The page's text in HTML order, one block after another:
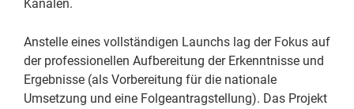
Kanälen.
Anstelle eines vollständigen Launchs lag der Fokus auf
der professionellen Aufbereitung der Erkenntnisse und
Ergebnisse (als Vorbereitung für die nationale
Umsetzung und eine Folgeantragstellung). Das Projekt